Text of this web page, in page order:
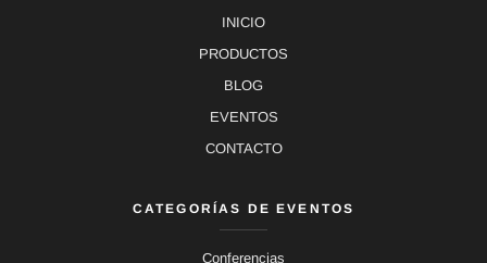
INICIO
PRODUCTOS
BLOG
EVENTOS
CONTACTO
CATEGORÍAS DE EVENTOS
Conferencias